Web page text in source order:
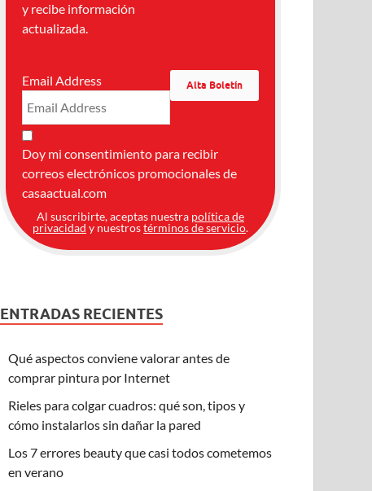
y recibe información
actualizada.
Email Address
Doy mi consentimiento para recibir
correos electrónicos promocionales de
casaactual.com
Al suscribirte, aceptas nuestra política de
privacidad y nuestrostérminos de servicio.
ENTRADAS RECIENTES
Qué aspectos conviene valorar antes de
comprar pintura por Internet
Rieles para colgar cuadros: qué son, tipos y
cómo instalarlos sin dañar la pared
Los 7 errores beauty que casi todos cometemos
en verano